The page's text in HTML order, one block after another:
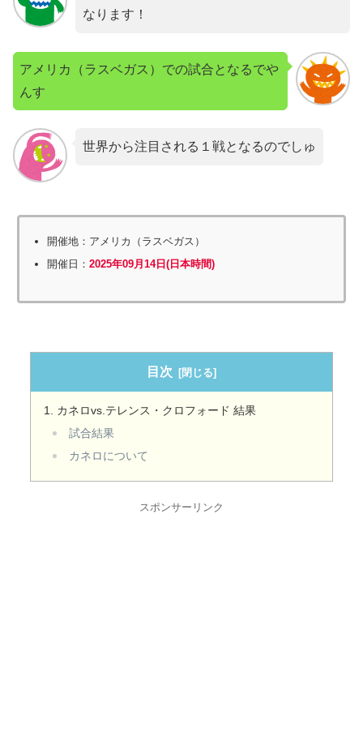
なります！
アメリカ（ラスベガス）での試合となるでや
んす
世界から注目される１戦となるのでしゅ
開催地：アメリカ（ラスベガス）
開催日： 2025年09月14日(日本時間)
目次
カネロvs.テレンス・クロフォード 結果
試合結果
カネロについて
スポンサーリンク